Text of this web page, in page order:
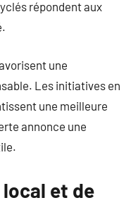
répondent aux
une
Les initiatives en
une meilleure
annonce une
local et de